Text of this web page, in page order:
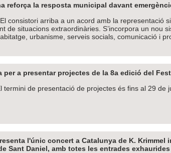
reforça la resposta municipal davant
El consistori arriba a un acord amb la representació
de situacions extraordinàries. S’incorpora un nou
urbanisme, serveis socials, comunicació i
per a presentar projectes de la 8a edició del
termini de presentació de projectes és fins al 29 de
l'únic concert a Catalunya de K. Krimmel
Sant Daniel, amb totes les entrades exhaurides